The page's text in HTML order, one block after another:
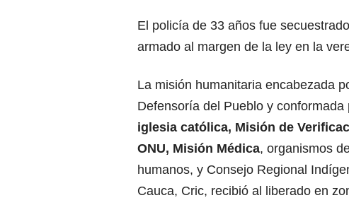
El policía de 33 años fue
armado al margen de la ley en la
La misión humanitaria encabezada
Defensoría del Pueblo y conformada
iglesia católica, Misión de
ONU, Misión Médica, organismos
humanos, y Consejo Regional
Cauca, Cric, recibió al liberado en